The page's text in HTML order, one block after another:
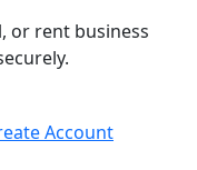
or rent business
Account